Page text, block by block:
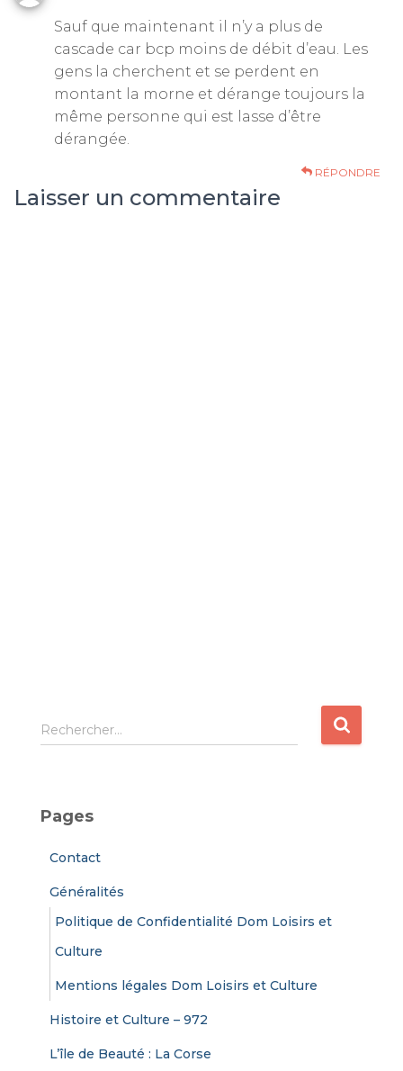
Sauf que maintenant il n’y a plus de
cascade car bcp moins de débit d’eau. Les
gens la cherchent et se perdent en
montant la morne et dérange toujours la
même personne qui est lasse d’être
dérangée.
RÉPONDRE
Laisser un commentaire
R
e
r
Rechercher…
Pages
Contact
Généralités
Politique de Confidentialité Dom Loisirs et
Culture
Mentions légales Dom Loisirs et Culture
Histoire et Culture – 972
L’île de Beauté : La Corse